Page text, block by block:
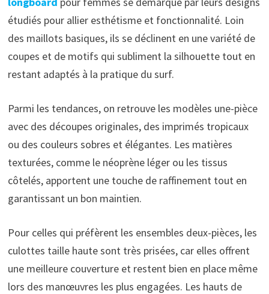
étudiés pour allier esthétisme et fonctionnalité. Loin
des maillots basiques, ils se déclinent en une variété de
coupes et de motifs qui subliment la silhouette tout en
restant adaptés à la pratique du surf.
Parmi les tendances, on retrouve les modèles une-pièce
avec des découpes originales, des imprimés tropicaux
ou des couleurs sobres et élégantes. Les matières
texturées, comme le néoprène léger ou les tissus
côtelés, apportent une touche de raffinement tout en
garantissant un bon maintien.
Pour celles qui préfèrent les ensembles deux-pièces, les
culottes taille haute sont très prisées, car elles offrent
une meilleure couverture et restent bien en place même
lors des manœuvres les plus engagées. Les hauts de